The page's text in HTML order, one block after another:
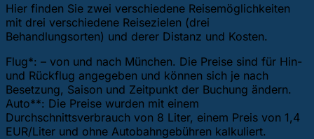
Hier finden Sie zwei verschiedene Reisemöglichkeiten
mit drei verschiedene Reisezielen (drei
Behandlungsorten) und derer Distanz und Kosten.
Flug*: – von und nach München. Die Preise sind für Hin-
und Rückflug angegeben und können sich je nach
Besetzung, Saison und Zeitpunkt der Buchung ändern.
Auto**: Die Preise wurden mit einem
Durchschnittsverbrauch von 8 Liter, einem Preis von 1,4
EUR/Liter und ohne Autobahngebühren kalkuliert.